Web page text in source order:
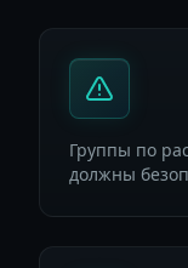
Группы по
должны